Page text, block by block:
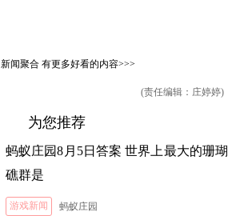
新闻聚合有更多好看的内容>>>
(责任编辑：庄婷婷)
为您推荐
蚂蚁庄园8月5日答案 世界上最大的珊瑚
礁群是
游戏新闻 蚂蚁庄园